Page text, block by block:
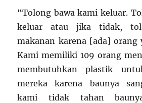
“Tolong bawa kami keluar.
keluar atau jika tidak,
makanan karena [ada] orang
Kami memiliki 109 orang
membutuhkan plastik
mereka karena baunya
kami tidak tahan